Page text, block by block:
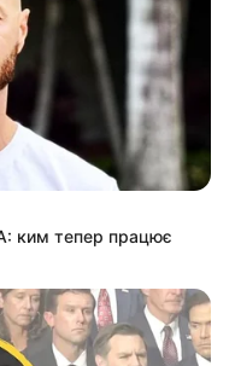
ким тепер працює